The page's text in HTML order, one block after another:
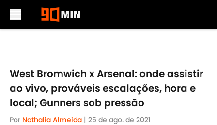
West Bromwich x Arsenal: onde assistir
ao vivo, prováveis escalações, hora e
local; Gunners sob pressão
Por Nathalia Almeida | 25 de ago. de 2021